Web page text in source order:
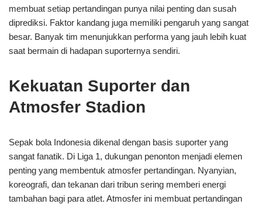
membuat setiap pertandingan punya nilai penting dan susah
diprediksi. Faktor kandang juga memiliki pengaruh yang sangat
besar. Banyak tim menunjukkan performa yang jauh lebih kuat
saat bermain di hadapan suporternya sendiri.
Kekuatan Suporter dan
Atmosfer Stadion
Sepak bola Indonesia dikenal dengan basis suporter yang
sangat fanatik. Di Liga 1, dukungan penonton menjadi elemen
penting yang membentuk atmosfer pertandingan. Nyanyian,
koreografi, dan tekanan dari tribun sering memberi energi
tambahan bagi para atlet. Atmosfer ini membuat pertandingan